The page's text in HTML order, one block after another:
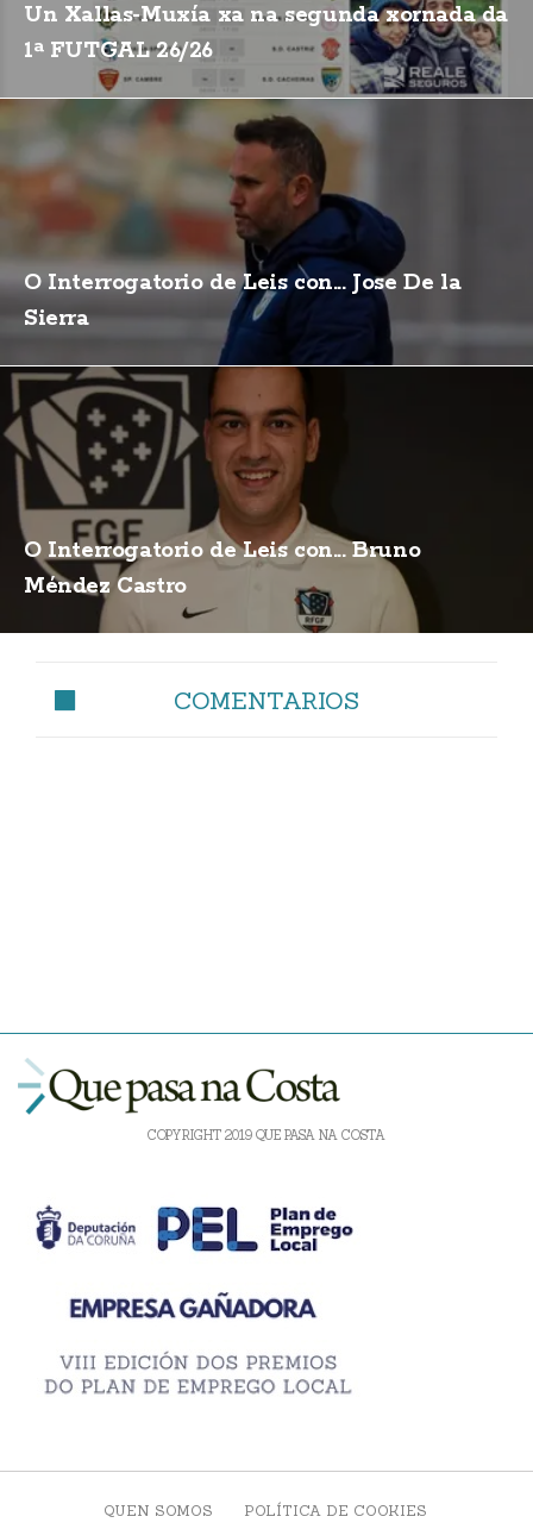
Un Xallas-Muxía xa na segunda xornada da
1ª FUTGAL 26/26
O Interrogatorio de Leis con... Jose De la
Sierra
O Interrogatorio de Leis con... Bruno
Méndez Castro
COMENTARIOS
COPYRIGHT 2019 QUE PASA NA COSTA
QUEN SOMOS POLÍTICA DE COOKIES